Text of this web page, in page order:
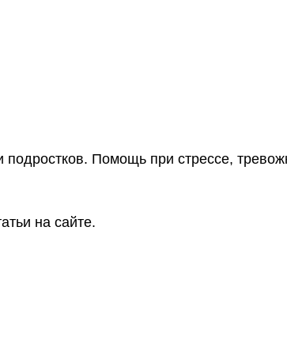
Помощь при стрессе,
на сайте.